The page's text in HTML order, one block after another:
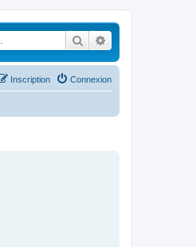
Rechercher
Connexion
Inscription